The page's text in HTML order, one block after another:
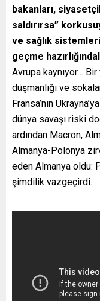
bakanları,
saldırırsa”
ve sağlık
geçme
Avrupa kaynıyor…
düşmanlığı ve
Fransa’nın
dünya savaşı riski
ardından Macron,
Almanya-Polonya
eden Almanya oldu:
şimdilik vazgeçirdi.